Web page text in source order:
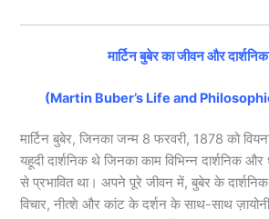
मार्टिन बुबेर का जीवन और
(Martin Buber’s Life and
मार्टिन बुबेर, जिनका जन्म 8 फरवरी, 1878 को
यहूदी दार्शनिक थे जिनका काम विभिन्न दार्शनिक और
से प्रभावित था। अपने पूरे जीवन में, बुबेर के दार्शनिक
विचार, नीत्शे और कांट के दर्शन के साथ-साथ